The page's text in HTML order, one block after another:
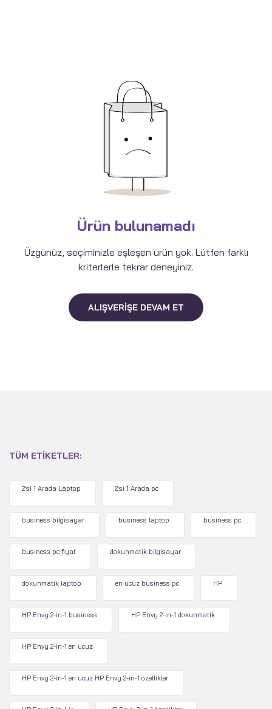
Ürün bulunamadı
Üzgünüz, seçiminizle eşleşen ürün yok. Lütfen farklı
kriterlerle tekrar deneyiniz.
ALIŞVERIŞE DEVAM ET
TÜM ETIKETLER:
2'si 1 Arada Laptop 2'si 1 Arada pc
business bilgisayar business laptop business pc
business pc fiyat dokunmatik bilgisayar
dokunmatik laptop en ucuz business pc HP
HP Envy 2-in-1 business HP Envy 2-in-1 dokunmatik
HP Envy 2-in-1 en ucuz
HP Envy 2-in-1 en ucuz HP Envy 2-in-1 özellikler